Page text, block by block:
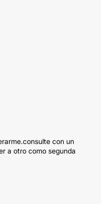
con un
a otro como segunda